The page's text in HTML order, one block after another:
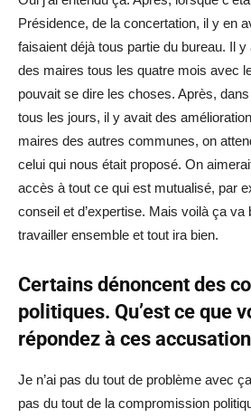
Présidence, de la concertation, il y en
faisaient déjà tous partie du bureau. Il
des maires tous les quatre mois avec
pouvait se dire les choses. Après,
tous les jours, il y avait des
maires des autres communes, on
celui qui nous était proposé. On
accès à tout ce qui est mutualisé, par
conseil et d’expertise. Mais voilà ça va
travailler ensemble et tout ira bien.
Certains dénoncent des
politiques. Qu’est ce que
répondez à ces
Je n’ai pas du tout de problème avec
pas du tout de la compromission